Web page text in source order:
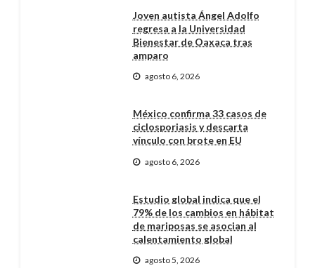
Joven autista Ángel Adolfo
regresa a la Universidad
Bienestar de Oaxaca tras
amparo
agosto 6, 2026
México confirma 33 casos de
ciclosporiasis y descarta
vínculo con brote en EU
agosto 6, 2026
Estudio global indica que el
79% de los cambios en hábitat
de mariposas se asocian al
calentamiento global
agosto 5, 2026